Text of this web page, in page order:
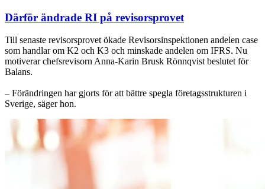
Därför ändrade RI på revisorsprovet
Till senaste revisorsprovet ökade Revisorsinspektionen andelen case
som handlar om K2 och K3 och minskade andelen om IFRS. Nu
motiverar chefsrevisorn Anna-Karin Brusk Rönnqvist beslutet för
Balans.
– Förändringen har gjorts för att bättre spegla företagsstrukturen i
Sverige, säger hon.